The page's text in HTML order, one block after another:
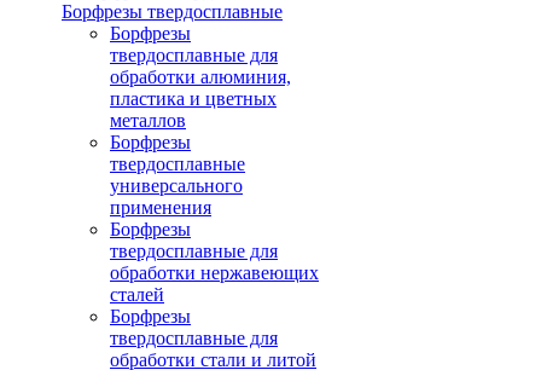
Борфрезы твердосплавные
Борфрезы
твердосплавные для
обработки алюминия,
пластика и цветных
металлов
Борфрезы
твердосплавные
универсального
применения
Борфрезы
твердосплавные для
обработки нержавеющих
сталей
Борфрезы
твердосплавные для
обработки стали и литой